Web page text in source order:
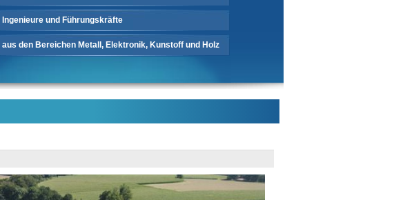
Ingenieure und Führungskräfte
aus den Bereichen Metall, Elektronik, Kunstoff und Holz